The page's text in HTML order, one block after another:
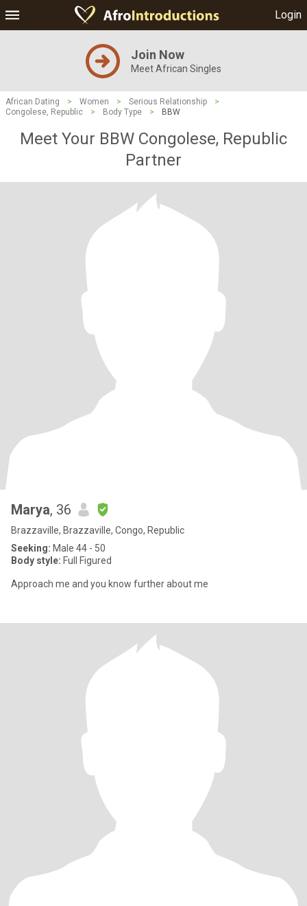
Login
Join Now
Meet African Singles
African Dating > Women > Serious Relationship
>
Congolese, Republic
> Body Type > BBW
Meet Your BBW Congolese, Republic
Partner
Marya, 36
Brazzaville, Brazzaville, Congo, Republic
Seeking: Male 44 - 50
Body style: Full Figured
Approach me and you know further about me